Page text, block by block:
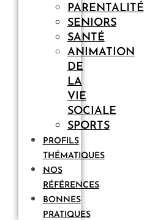
PARENTALITÉ
SENIORS
SANTÉ
ANIMATION
DE
LA
VIE
SOCIALE
SPORTS
PROFILS
THÉMATIQUES
NOS
RÉFÉRENCES
BONNES
PRATIQUES